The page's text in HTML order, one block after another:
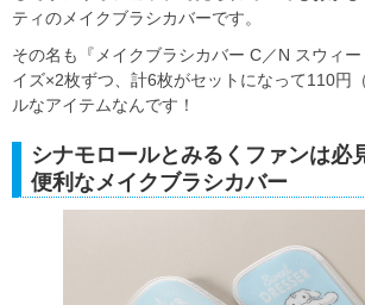
ティのメイクブラシカバーです。
その名も『メイクブラシカバー C／N スウィ
イズ×2枚ずつ、計6枚がセットになって110円
ルなアイテムなんです！
シナモロールとみるくファンは必
便利なメイクブラシカバー